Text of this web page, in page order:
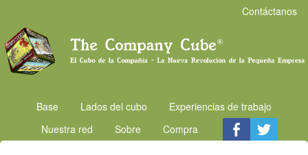
Contáctanos
Base Lados del cubo
Experiencias de trabajo
Nuestra red
Sobre Compra